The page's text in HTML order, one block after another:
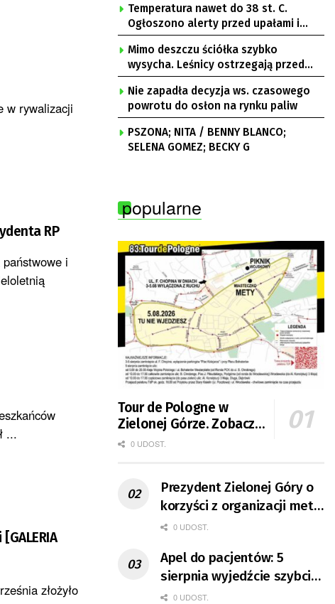
w rywalizacji
RP
i
...
złożyło
Temperatura nawet do 38 st. C.
Ogłoszono alerty przed upałami i
burzami
Mimo deszczu ściółka szybko
wysycha. Leśnicy ostrzegają przed
pożarami
Nie zapadła decyzja ws. czasowego
powrotu do osłon na rynku paliw
PSZONA; NITA / BENNY BLANCO;
SELENA GOMEZ; BECKY G
popularne
Tour de Pologne w
Zielonej Górze. Zobacz
zmiany w organizacji
0 UDOST.
Prezydent Zielonej Góry o
korzyści z organizacji mety
Tour de Pologne
0 UDOST.
Apel do pacjentów: 5
sierpnia wyjedźcie szybciej
z domów
0 UDOST.